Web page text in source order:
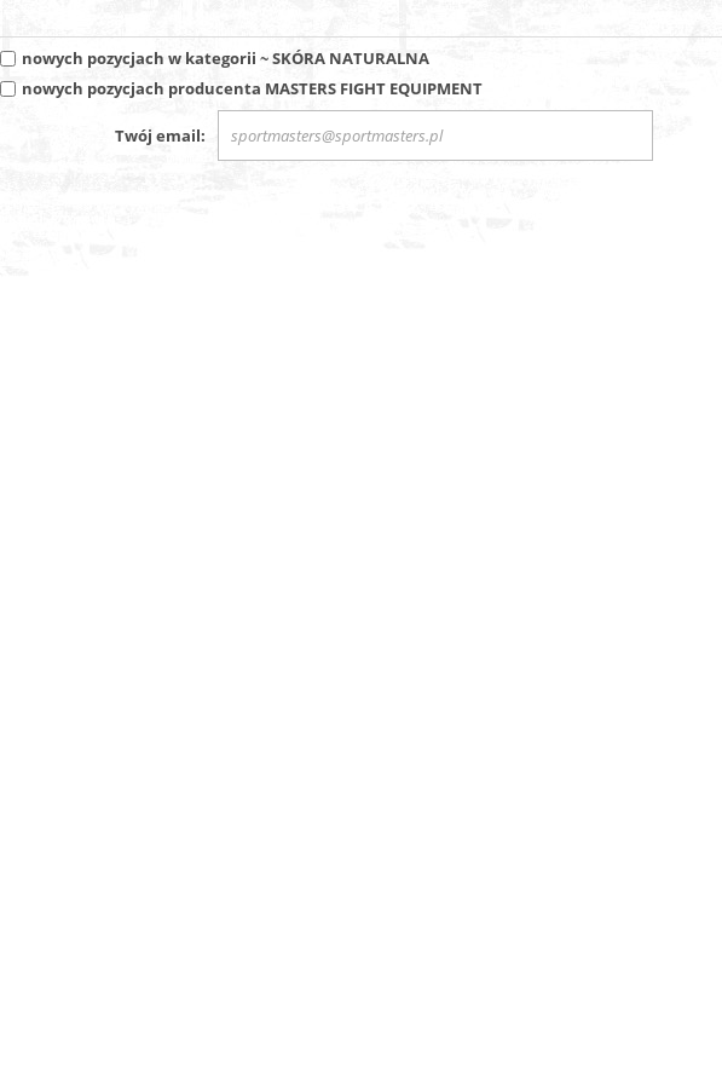
nowych pozycjach w kategorii ~ SKÓRA NATURALNA
nowych pozycjach producenta MASTERS FIGHT EQUIPMENT
Twój email: